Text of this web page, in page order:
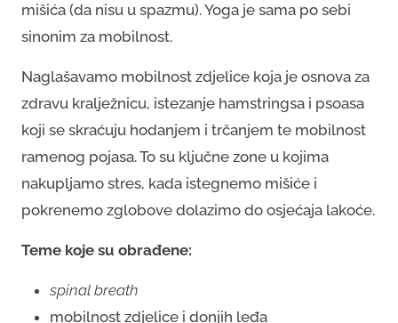
mišića (da nisu u spazmu). Yoga je sama po sebi
sinonim za mobilnost.
Naglašavamo mobilnost zdjelice koja je osnova za
zdravu kralježnicu, istezanje hamstringsa i psoasa
koji se skraćuju hodanjem i trčanjem te mobilnost
ramenog pojasa. To su ključne zone u kojima
nakupljamo stres, kada istegnemo mišiće i
pokrenemo zglobove dolazimo do osjećaja lakoće.
Teme koje su obrađene:
spinal breath
mobilnost zdjelice i donjih leđa